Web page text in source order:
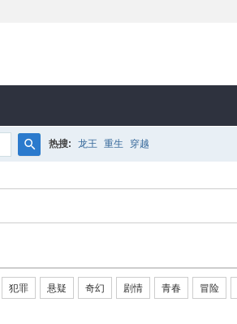
索
热搜: 龙王 重生 穿越
犯罪 悬疑 奇幻 剧情 青春 冒险